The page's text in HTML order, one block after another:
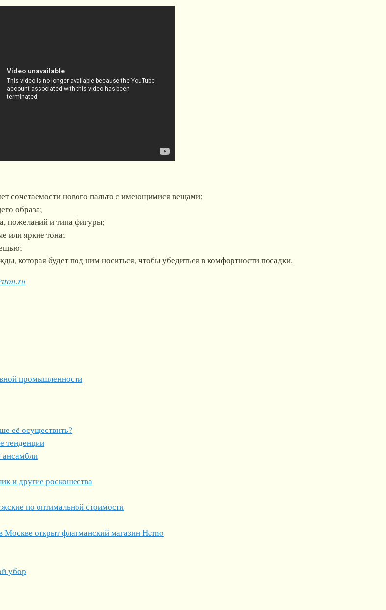
сочетаемости нового пальто с имеющимися вещами;
образа;
пожеланий и типа фигуры;
или яркие тона;
которая будет под ним носиться, чтобы убедиться в комфортности посадки.
промышленности
её осуществить?
тенденции
ансамбли
и другие роскошества
по оптимальной стоимости
Москве открыт флагманский магазин Herno
убор